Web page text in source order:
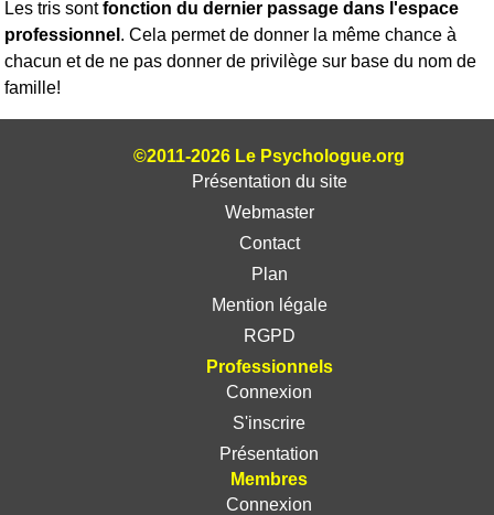
Les tris sontfonction du dernier passage dans l'espace
professionnel . Cela permet de donner la même chance à
chacun et de ne pas donner de privilège sur base du nom de
famille!
©2011-2026 Le Psychologue.org
Présentation du site
Webmaster
Contact
Plan
Mention légale
RGPD
Professionnels
Connexion
S'inscrire
Présentation
Membres
Connexion